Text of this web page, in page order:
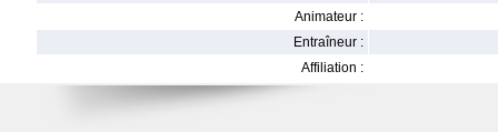
Animateur :
Entraîneur :
Affiliation :